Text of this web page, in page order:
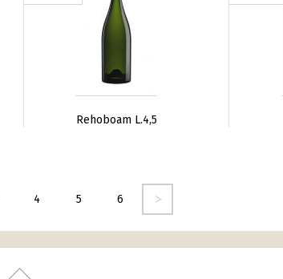
Rehoboam L.4,5
4 5 6
seguente ›